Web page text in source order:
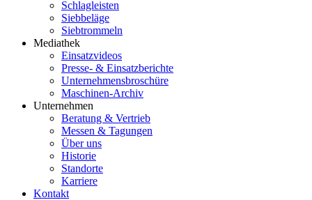
Schlagleisten
Siebbeläge
Siebtrommeln
Mediathek
Einsatzvideos
Presse- & Einsatzberichte
Unternehmensbroschüre
Maschinen-Archiv
Unternehmen
Beratung & Vertrieb
Messen & Tagungen
Über uns
Historie
Standorte
Karriere
Kontakt